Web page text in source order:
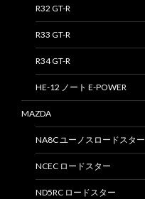
R32 GT-R
R33 GT-R
R34 GT-R
HE-12 ノート E-POWER
MAZDA
NA8C ユーノスロードスター
NCEC ロードスター
ND5RC ロードスター